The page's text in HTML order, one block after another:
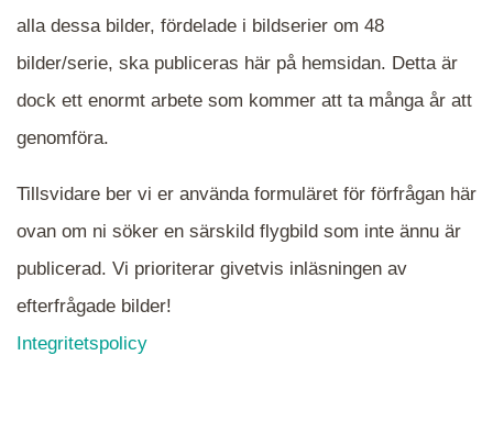
När du ser blåa, röda eller gröna mappar är det
en serie i varje. Dra i kartan för att komma
närmare det område Du söker och klicka på
mappen.
alla dessa bilder, fördelade i bildserier om 48
bilder/serie, ska publiceras här på hemsidan. Detta är
dock ett enormt arbete som kommer att ta många år att
genomföra.
Tillsvidare ber vi er använda formuläret för förfrågan här
ovan om ni söker en särskild flygbild som inte ännu är
publicerad. Vi prioriterar givetvis inläsningen av
efterfrågade bilder!
Integritetspolicy